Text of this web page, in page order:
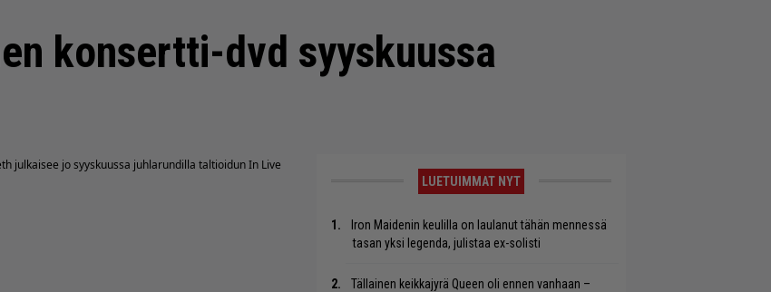
konsertti-dvd syyskuussa
julkaisee jo syyskuussa juhlarundilla taltioidun In Live
LUETUIMMAT NYT
Iron Maidenin keulilla on laulanut tähän mennessä
tasan yksi legenda, julistaa ex-solisti
Tällainen keikkajyrä Queen oli ennen vanhaan –